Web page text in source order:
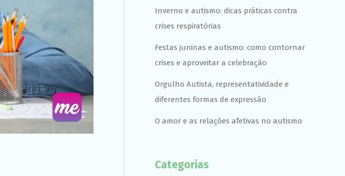
Inverno e autismo: dicas práticas contra
crises respiratórias
Festas juninas e autismo: como contornar
crises e aproveitar a celebração
Orgulho Autista, representatividade e
diferentes formas de expressão
O amor e as relações afetivas no autismo
Categorias
Necessário
Esses cookies
não são
opcionais. São
necessários
para o
funcionamento
do site.
Estatísticas
possamos